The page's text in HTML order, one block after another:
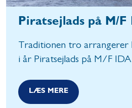
Piratsejlads på M/F
Traditionen tro arrangerer
i år Piratsejlads på M/F IDA
LÆS MERE